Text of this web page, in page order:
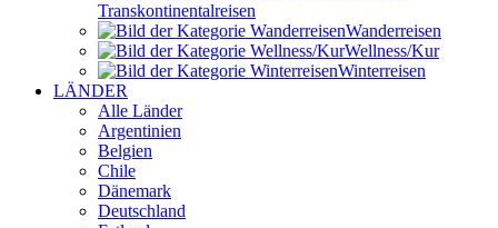
Transkontinental­reisen
Wander­reisen
Wellness/Kur
Winter­reisen
LÄNDER
Alle Länder
Argentinien
Belgien
Chile
Dänemark
Deutschland